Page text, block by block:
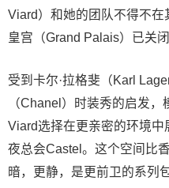
Viard）和她的团队不得不
皇宫（Grand Palais）已关
受到卡尔·拉格斐（Karl
（Chanel）时装秀的启发，
Viard选择在更亲密的环境
夜总会Castel。这个空间比
暗，更静，是更前卫的系列